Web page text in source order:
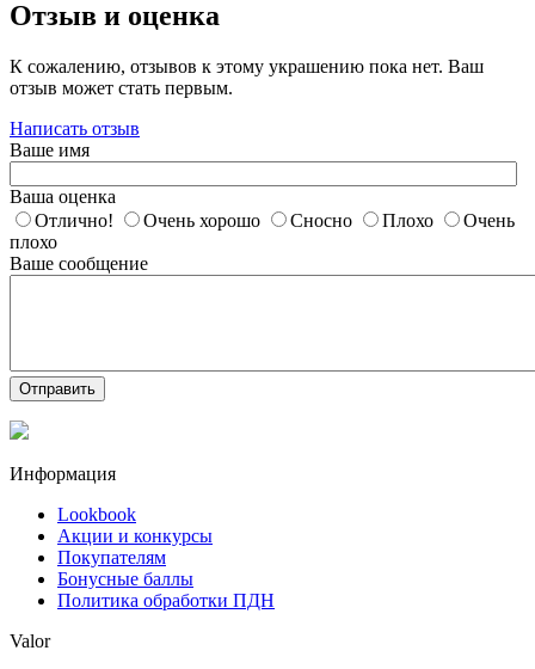
Отзыв и оценка
К сожалению, отзывов к этому украшению пока нет. Ваш
отзыв может стать первым.
Написать отзыв
Ваше имя
Ваша оценка
Отлично!
Очень хорошо Сносно Плохо
Очень
плохо
Ваше сообщение
Отправить
Информация
Lookbook
Акции и конкурсы
Покупателям
Бонусные баллы
Политика обработки ПДН
Valor